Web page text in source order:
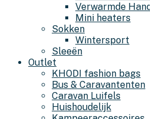
Verwarmde
Mini heaters
Sokken
Wintersport
Sleeën
Outlet
KHODI fashion bags
Bus & Caravantenten
Caravan Luifels
Huishoudelijk